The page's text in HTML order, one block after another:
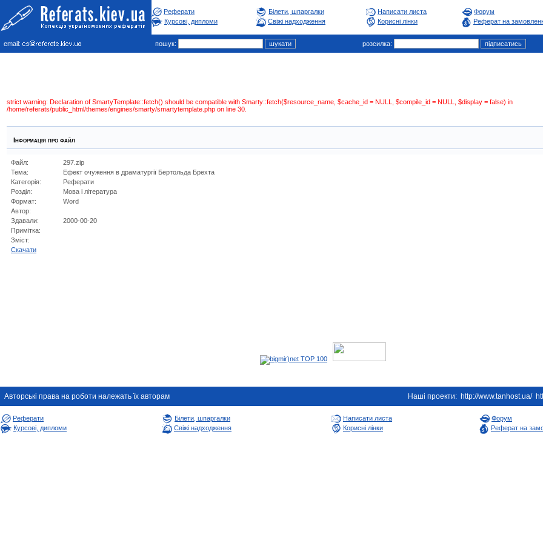
Реферати Білети, шпаргалки Написати листа
Форум
Курсові, дипломи
Свіжі надходження Корисні лінки Реферат на
email: пошук: розсилка:
strict warning: Declaration of SmartyTemplate::fetch() should be compatible with Smarty::fetch($resource_name, $cache_id = NULL, $compile_id = NULL, $display = false) in
/home/referats/public_html/themes/engines/smarty/smartytemplate.php on line 30.
Інформація про файл
Файл:
297.zip
Тема:
Ефект очуження в драматургії Бертольда Брехта
Категорія:
Реферати
Розділ:
Мова i лiтература
Формат:
Word
Автор:
Здавали:
2000-00-20
Примітка:
Зміст:
Cкачати
Авторськi права на роботи належать їх авторам Наші проекти: http://www.tanhost.ua/
Реферати Білети, шпаргалки Написати листа
Форум
Курсові, дипломи
Свіжі надходження Корисні лінки Реферат на